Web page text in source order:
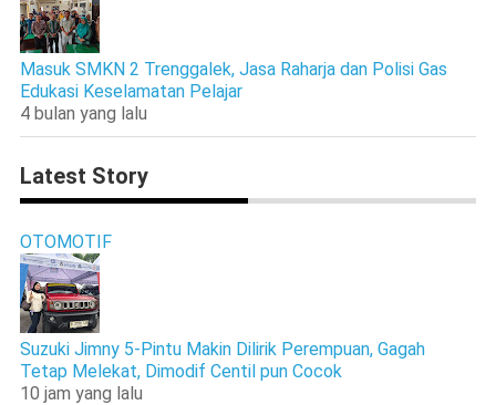
Masuk SMKN 2 Trenggalek, Jasa Raharja dan Polisi Gas
Edukasi Keselamatan Pelajar
4 bulan yang lalu
Latest Story
OTOMOTIF
Suzuki Jimny 5-Pintu Makin Dilirik Perempuan, Gagah
Tetap Melekat, Dimodif Centil pun Cocok
10 jam yang lalu